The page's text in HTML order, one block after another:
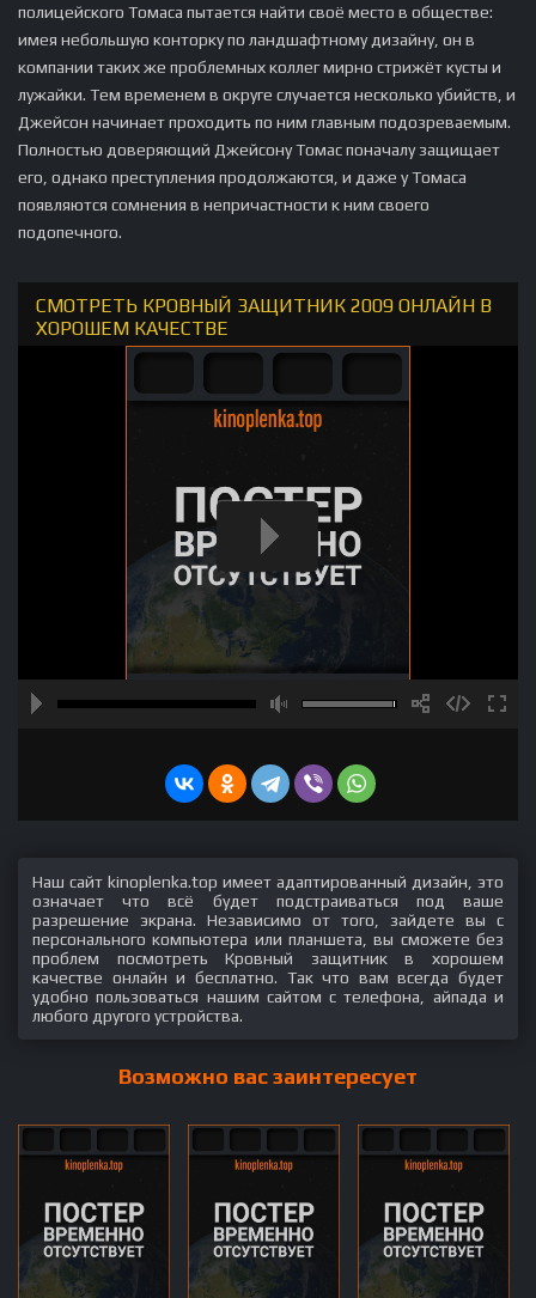
полицейского Томаса пытается найти своё место в обществе:
имея небольшую конторку по ландшафтному дизайну, он в
компании таких же проблемных коллег мирно стрижёт кусты и
лужайки. Тем временем в округе случается несколько убийств, и
Джейсон начинает проходить по ним главным подозреваемым.
Полностью доверяющий Джейсону Томас поначалу защищает
его, однако преступления продолжаются, и даже у Томаса
появляются сомнения в непричастности к ним своего
подопечного.
СМОТРЕТЬ КРОВНЫЙ ЗАЩИТНИК 2009 ОНЛАЙН В
ХОРОШЕМ КАЧЕСТВЕ
Наш сайт kinoplenka.top имеет адаптированный дизайн, это
означает что всё будет подстраиваться под ваше
разрешение экрана. Независимо от того, зайдете вы с
персонального компьютера или планшета, вы сможете без
проблем посмотреть Кровный защитник в хорошем
качестве онлайн и бесплатно. Так что вам всегда будет
удобно пользоваться нашим сайтом с телефона, айпада и
любого другого устройства.
Возможно вас заинтересует